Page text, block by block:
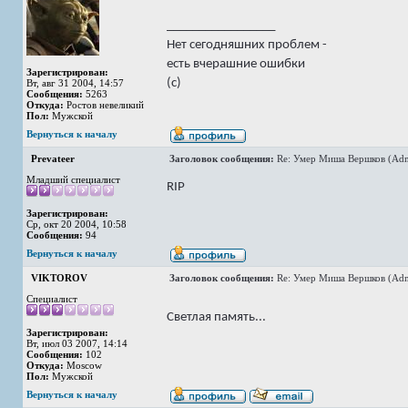
Зарегистрирован:
Вт, авг 31 2004, 14:57
Сообщения: 5263
Откуда: Ростов невеликий
Пол: Мужской
Нет сегодняшних проблем -
есть вчерашние ошибки
(с)
Вернуться к началу
Prevateer Заголовок сообщения: Re: Умер Миша Вершков
Младший специалист
Зарегистрирован:
Ср, окт 20 2004, 10:58
Сообщения: 94
RIP
Вернуться к началу
VIKTOROV Заголовок сообщения: Re: Умер Миша Вершков
Специалист
Зарегистрирован:
Вт, июл 03 2007, 14:14
Сообщения: 102
Откуда: Moscow
Пол: Мужской
Светлая память...
Вернуться к началу